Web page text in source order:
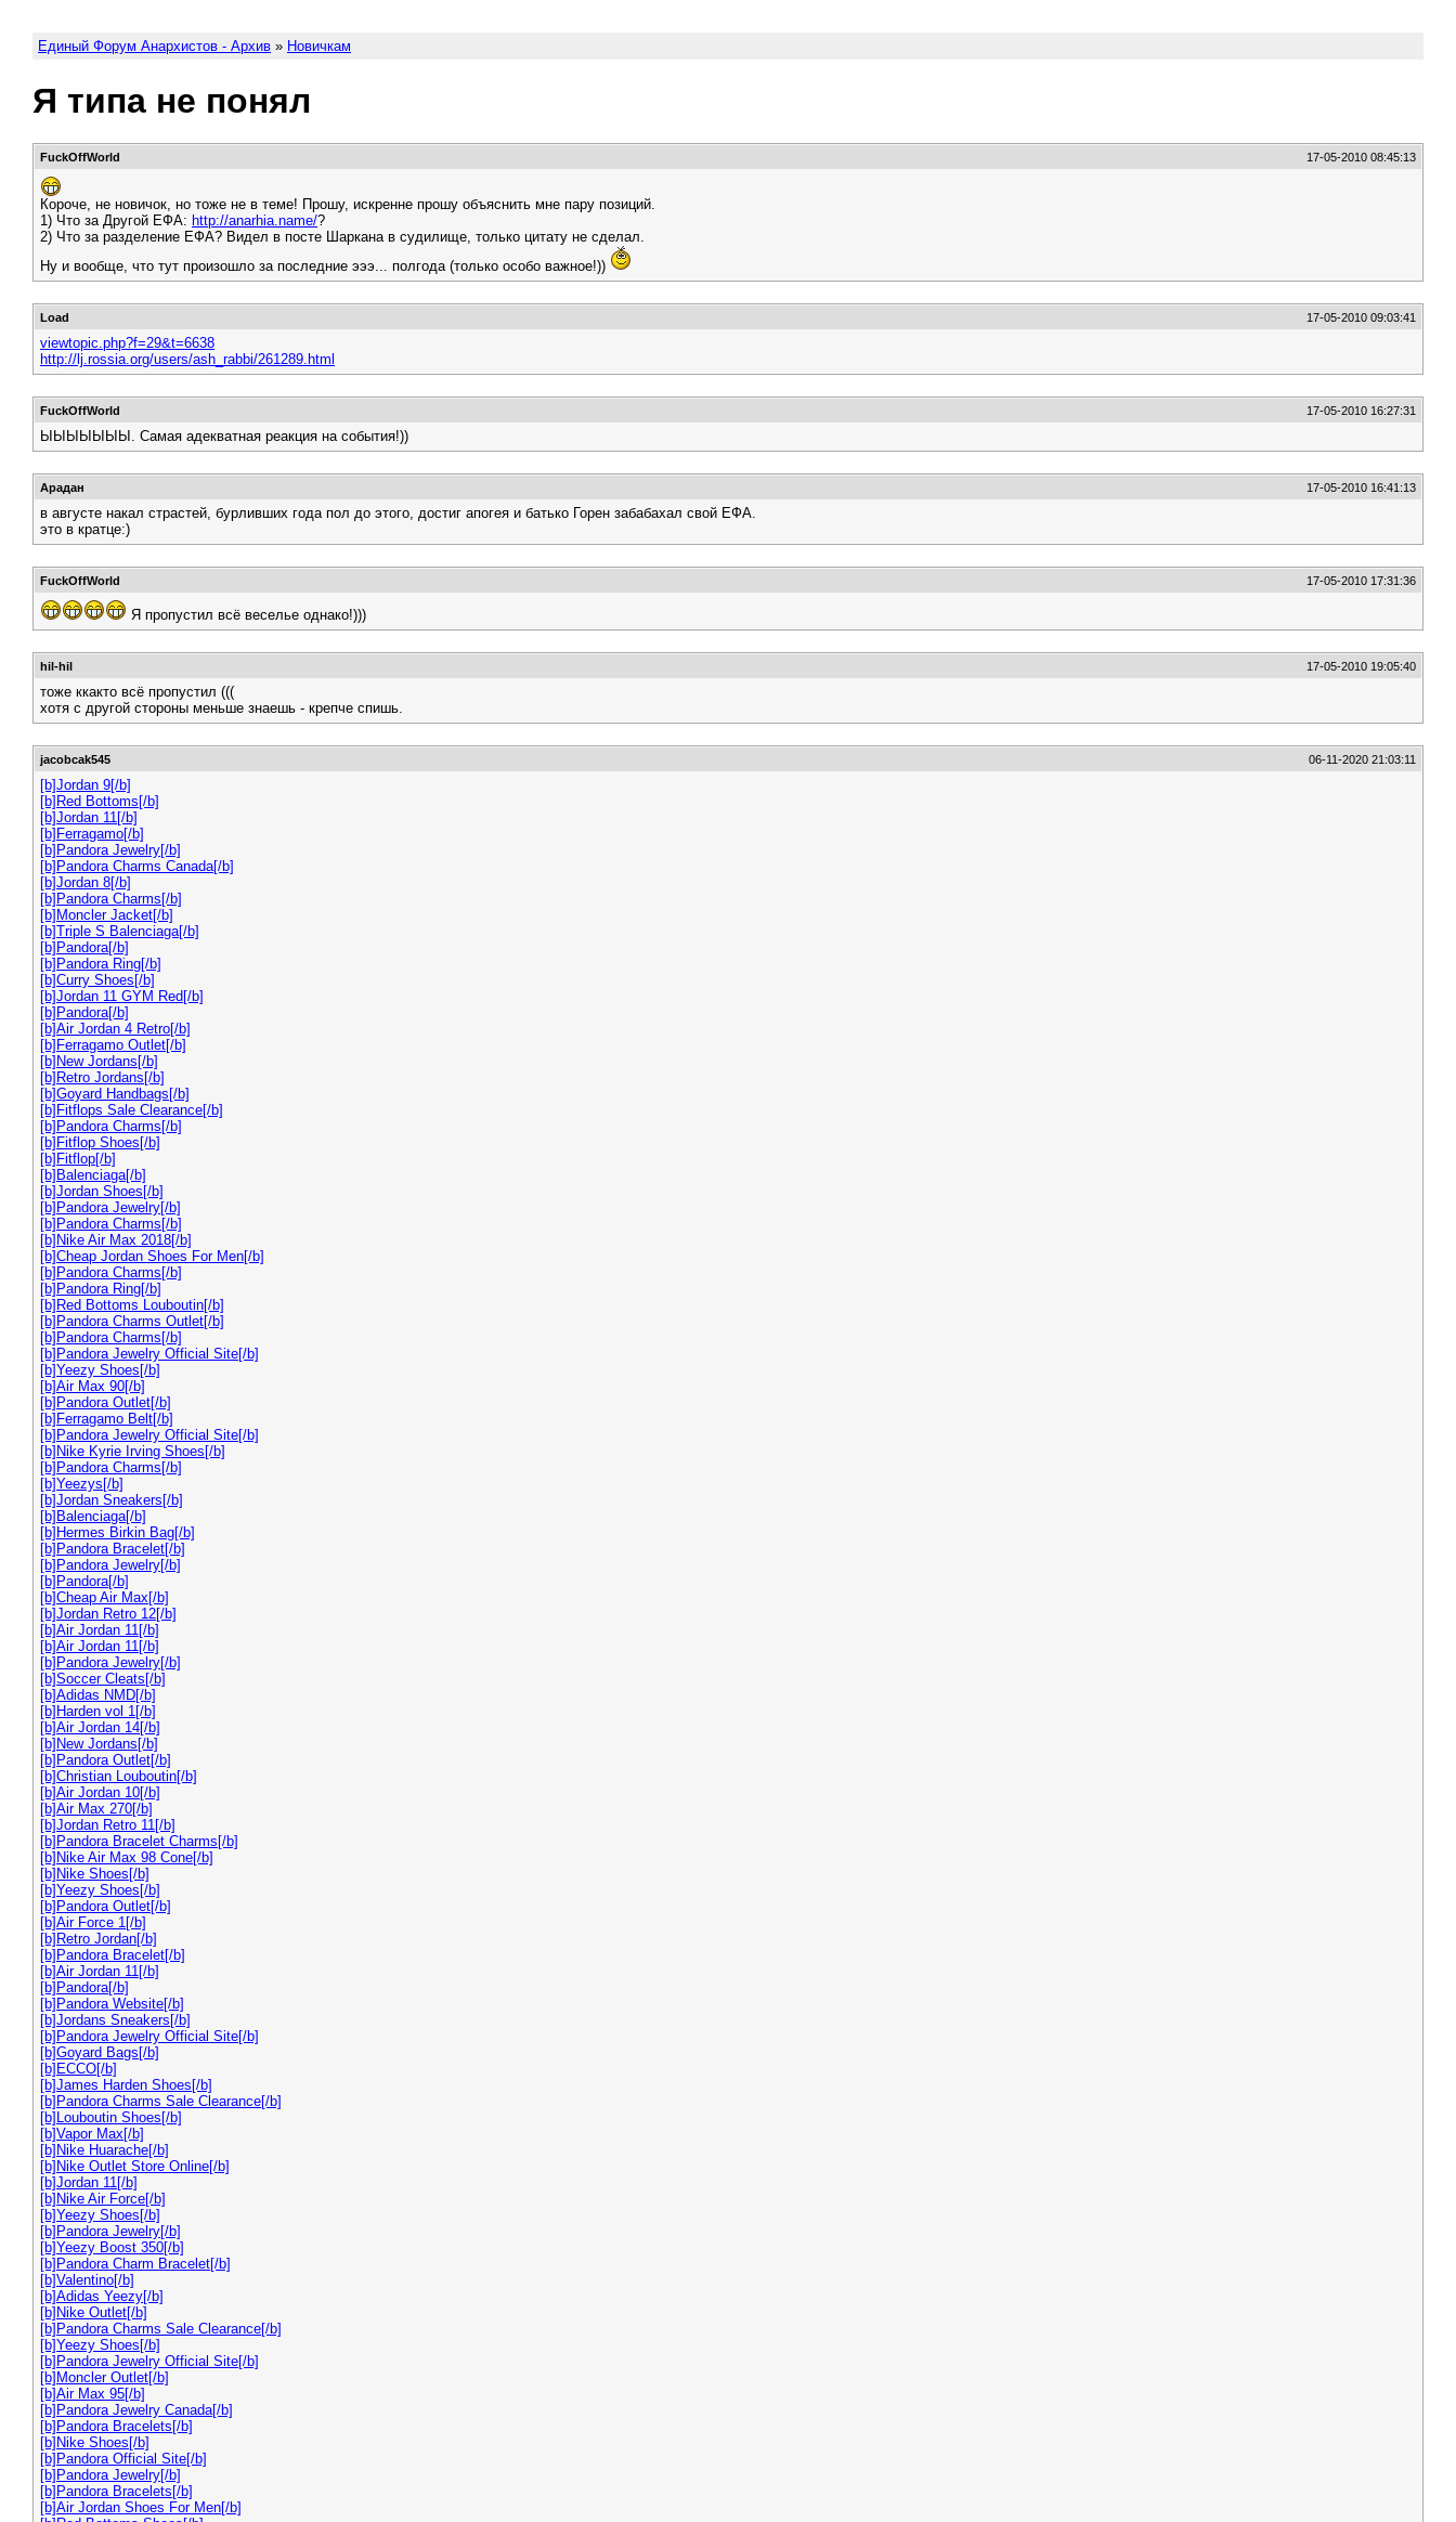
Единый Форум Анархистов - Архив » Новичкам
Я типа не понял
FuckOffWorld 17-05-2010 08:45:13
Короче, не новичок, но тоже не в теме! Прошу, искренне прошу объяснить мне пару позиций.
1) Что за Другой ЕФА: http://anarhia.name/?
2) Что за разделение ЕФА? Видел в посте Шаркана в судилище, только цитату не сделал.
Ну и вообще, что тут произошло за последние эээ... полгода (только особо важное!))
Load 17-05-2010 09:03:41
viewtopic.php?f=29&t=6638
http://lj.rossia.org/users/ash_rabbi/261289.html
FuckOffWorld 17-05-2010 16:27:31
ЫЫЫЫЫЫЫ. Самая адекватная реакция на события!))
Арадан 17-05-2010 16:41:13
в августе накал страстей, бурливших года пол до этого, достиг апогея и батько Горен забабахал свой ЕФА.
это в кратце:)
FuckOffWorld 17-05-2010 17:31:36
Я пропустил всё веселье однако!)))
hil-hil 17-05-2010 19:05:40
тоже ккакто всё пропустил (((
хотя с другой стороны меньше знаешь - крепче спишь.
jacobcak545 06-11-2020 21:03:11
[b]Jordan 9[/b]
[b]Red Bottoms[/b]
[b]Jordan 11[/b]
[b]Ferragamo[/b]
[b]Pandora Jewelry[/b]
[b]Pandora Charms Canada[/b]
[b]Jordan 8[/b]
[b]Pandora Charms[/b]
[b]Moncler Jacket[/b]
[b]Triple S Balenciaga[/b]
[b]Pandora[/b]
[b]Pandora Ring[/b]
[b]Curry Shoes[/b]
[b]Jordan 11 GYM Red[/b]
[b]Pandora[/b]
[b]Air Jordan 4 Retro[/b]
[b]Ferragamo Outlet[/b]
[b]New Jordans[/b]
[b]Retro Jordans[/b]
[b]Goyard Handbags[/b]
[b]Fitflops Sale Clearance[/b]
[b]Pandora Charms[/b]
[b]Fitflop Shoes[/b]
[b]Fitflop[/b]
[b]Balenciaga[/b]
[b]Jordan Shoes[/b]
[b]Pandora Jewelry[/b]
[b]Pandora Charms[/b]
[b]Nike Air Max 2018[/b]
[b]Cheap Jordan Shoes For Men[/b]
[b]Pandora Charms[/b]
[b]Pandora Ring[/b]
[b]Red Bottoms Louboutin[/b]
[b]Pandora Charms Outlet[/b]
[b]Pandora Charms[/b]
[b]Pandora Jewelry Official Site[/b]
[b]Yeezy Shoes[/b]
[b]Air Max 90[/b]
[b]Pandora Outlet[/b]
[b]Ferragamo Belt[/b]
[b]Pandora Jewelry Official Site[/b]
[b]Nike Kyrie Irving Shoes[/b]
[b]Pandora Charms[/b]
[b]Yeezys[/b]
[b]Jordan Sneakers[/b]
[b]Balenciaga[/b]
[b]Hermes Birkin Bag[/b]
[b]Pandora Bracelet[/b]
[b]Pandora Jewelry[/b]
[b]Pandora[/b]
[b]Cheap Air Max[/b]
[b]Jordan Retro 12[/b]
[b]Air Jordan 11[/b]
[b]Air Jordan 11[/b]
[b]Pandora Jewelry[/b]
[b]Soccer Cleats[/b]
[b]Adidas NMD[/b]
[b]Harden vol 1[/b]
[b]Air Jordan 14[/b]
[b]New Jordans[/b]
[b]Pandora Outlet[/b]
[b]Christian Louboutin[/b]
[b]Air Jordan 10[/b]
[b]Air Max 270[/b]
[b]Jordan Retro 11[/b]
[b]Pandora Bracelet Charms[/b]
[b]Nike Air Max 98 Cone[/b]
[b]Nike Shoes[/b]
[b]Yeezy Shoes[/b]
[b]Pandora Outlet[/b]
[b]Air Force 1[/b]
[b]Retro Jordan[/b]
[b]Pandora Bracelet[/b]
[b]Air Jordan 11[/b]
[b]Pandora[/b]
[b]Pandora Website[/b]
[b]Jordans Sneakers[/b]
[b]Pandora Jewelry Official Site[/b]
[b]Goyard Bags[/b]
[b]ECCO[/b]
[b]James Harden Shoes[/b]
[b]Pandora Charms Sale Clearance[/b]
[b]Louboutin Shoes[/b]
[b]Vapor Max[/b]
[b]Nike Huarache[/b]
[b]Nike Outlet Store Online[/b]
[b]Jordan 11[/b]
[b]Nike Air Force[/b]
[b]Yeezy Shoes[/b]
[b]Pandora Jewelry[/b]
[b]Yeezy Boost 350[/b]
[b]Pandora Charm Bracelet[/b]
[b]Valentino[/b]
[b]Adidas Yeezy[/b]
[b]Nike Outlet[/b]
[b]Pandora Charms Sale Clearance[/b]
[b]Yeezy Shoes[/b]
[b]Pandora Jewelry Official Site[/b]
[b]Moncler Outlet[/b]
[b]Air Max 95[/b]
[b]Pandora Jewelry Canada[/b]
[b]Pandora Bracelets[/b]
[b]Nike Shoes[/b]
[b]Pandora Official Site[/b]
[b]Pandora Jewelry[/b]
[b]Pandora Bracelets[/b]
[b]Air Jordan Shoes For Men[/b]